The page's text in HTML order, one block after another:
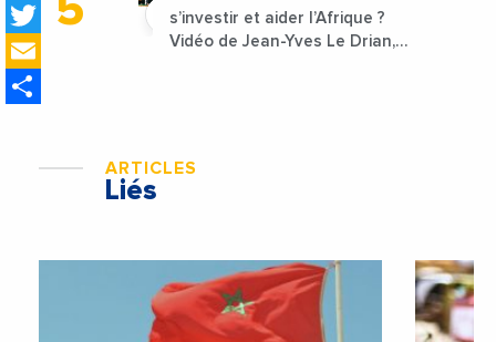
Twitter
s’investir et aider l’Afrique ?
Vidéo de Jean-Yves Le Drian,
ARTICLES
Liés